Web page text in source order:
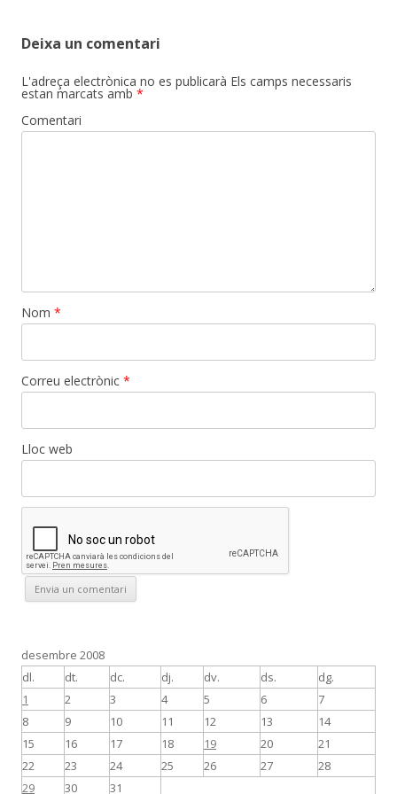
Deixa un comentari
L'adreça electrònica no es publicarà Els camps necessaris
estan marcats amb *
Comentari
Nom *
Correu electrònic *
Lloc web
desembre 2008
dl.
dt. dc. dj. dv. ds.
dg.
1
2 3 4 5 6
7
8
9 10 11 12 13
14
15
16 17 18 19 20
21
22
23 24 25 26 27
28
29
30 31